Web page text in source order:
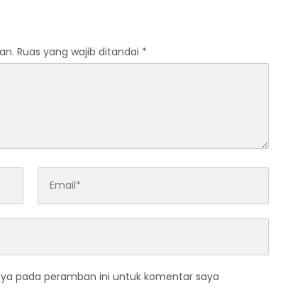
Ruas yang wajib ditandai *
pada peramban ini untuk komentar saya